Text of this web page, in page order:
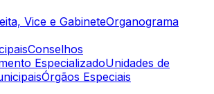
Vice e GabineteOrganograma
Conselhos
EspecializadoUnidades de
Órgãos Especiais